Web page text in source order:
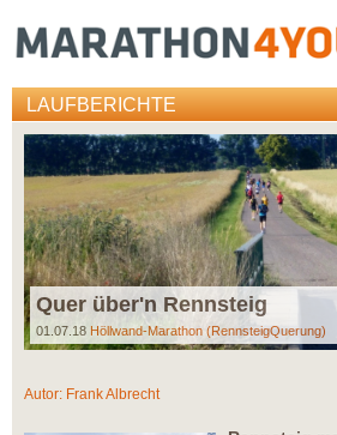
LAUFBERICHTE
Quer über'n Rennsteig
01.07.18 Höllwand-Marathon (RennsteigQuerung)
Autor: Frank Albrecht